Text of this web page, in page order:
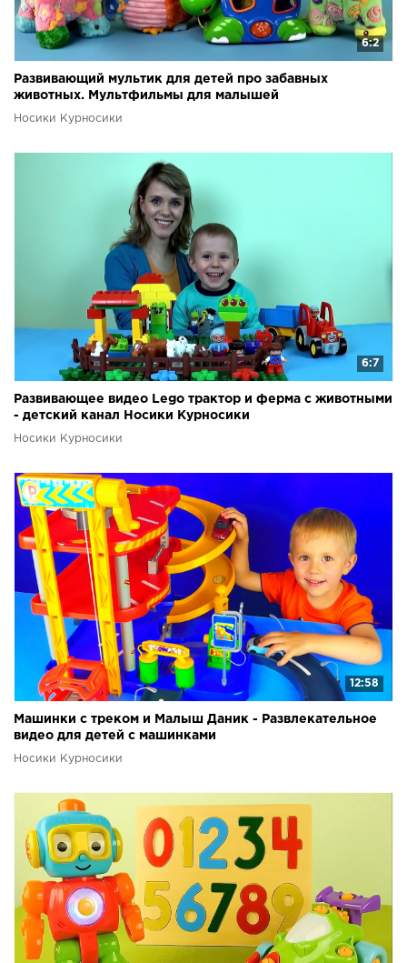
6:2
Развивающий мультик для детей про забавных
животных. Мультфильмы для малышей
Носики Курносики
6:7
Развивающее видео Lego трактор и ферма с животными
- детский канал Носики Курносики
Носики Курносики
12:58
Машинки с треком и Малыш Даник - Развлекательное
видео для детей с машинками
Носики Курносики